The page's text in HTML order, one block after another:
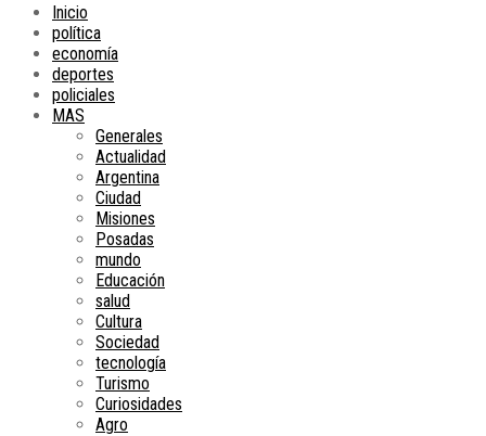
Inicio
política
economía
deportes
policiales
MAS
Generales
Actualidad
Argentina
Ciudad
Misiones
Posadas
mundo
Educación
salud
Cultura
Sociedad
tecnología
Turismo
Curiosidades
Agro